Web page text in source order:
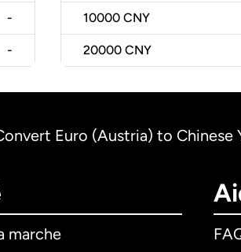
-
-
10000 CNY
20000 CNY
Euro (Austria) to Chinese
marche